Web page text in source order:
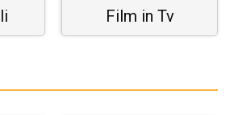
Film in Tv